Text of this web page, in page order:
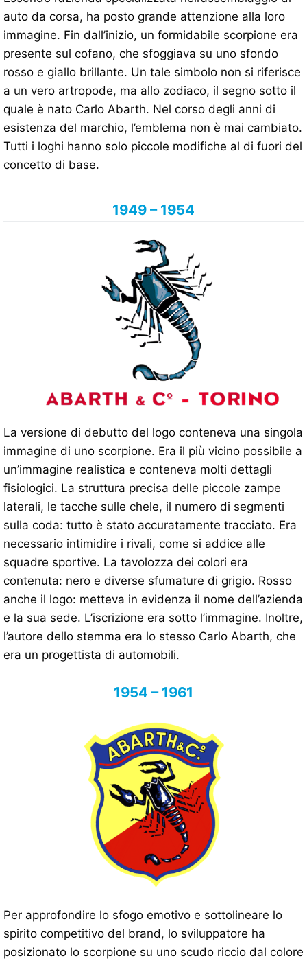
auto da corsa, ha posto grande attenzione alla loro
immagine. Fin dall’inizio, un formidabile scorpione era
presente sul cofano, che sfoggiava su uno sfondo
rosso e giallo brillante. Un tale simbolo non si riferisce
a un vero artropode, ma allo zodiaco, il segno sotto il
quale è nato Carlo Abarth. Nel corso degli anni di
esistenza del marchio, l’emblema non è mai cambiato.
Tutti i loghi hanno solo piccole modifiche al di fuori del
concetto di base.
1949 – 1954
La versione di debutto del logo conteneva una singola
immagine di uno scorpione. Era il più vicino possibile a
un’immagine realistica e conteneva molti dettagli
fisiologici. La struttura precisa delle piccole zampe
laterali, le tacche sulle chele, il numero di segmenti
sulla coda: tutto è stato accuratamente tracciato. Era
necessario intimidire i rivali, come si addice alle
squadre sportive. La tavolozza dei colori era
contenuta: nero e diverse sfumature di grigio. Rosso
anche il logo: metteva in evidenza il nome dell’azienda
e la sua sede. L’iscrizione era sotto l’immagine. Inoltre,
l’autore dello stemma era lo stesso Carlo Abarth, che
era un progettista di automobili.
1954 – 1961
Per approfondire lo sfogo emotivo e sottolineare lo
spirito competitivo del brand, lo sviluppatore ha
posizionato lo scorpione su uno scudo riccio dal colore